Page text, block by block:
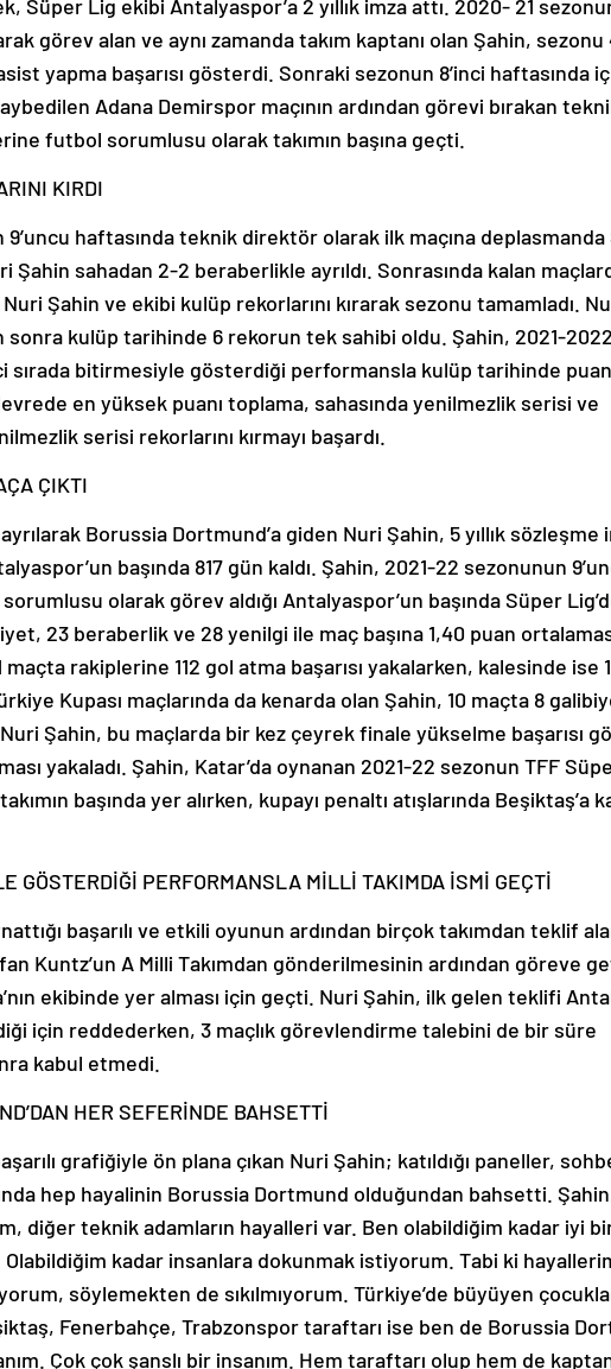
Süper Lig ekibi Antalyaspor’a 2 yıllık imza attı. 2020- 21
görev alan ve aynı zamanda takım kaptanı olan Şahin, sezonu
yapma başarısı gösterdi. Sonraki sezonun 8’inci haftasında
Adana Demirspor maçının ardından görevi bırakan
futbol sorumlusu olarak takımın başına geçti.
KIRDI
9’uncu haftasında teknik direktör olarak ilk maçına
Şahin sahadan 2-2 beraberlikle ayrıldı. Sonrasında kalan
Şahin ve ekibi kulüp rekorlarını kırarak sezonu tamamladı.
kulüp tarihinde 6 rekorun tek sahibi oldu. Şahin, 2021-
sırada bitirmesiyle gösterdiği performansla kulüp tarihinde
en yüksek puanı toplama, sahasında yenilmezlik serisi ve
serisi rekorlarını kırmayı başardı.
ÇIKTI
Borussia Dortmund’a giden Nuri Şahin, 5 yıllık sözleşme
başında 817 gün kaldı. Şahin, 2021-22 sezonunun
olarak görev aldığı Antalyaspor’un başında Süper
23 beraberlik ve 28 yenilgi ile maç başına 1,40 puan
maçta rakiplerine 112 gol atma başarısı yakalarken, kalesinde ise
Kupası maçlarında da kenarda olan Şahin, 10 maçta 8
Şahin, bu maçlarda bir kez çeyrek finale yükselme başarısı
yakaladı. Şahin, Katar’da oynanan 2021-22 sezonun TFF
başında yer alırken, kupayı penaltı atışlarında Beşiktaş’a
GÖSTERDİĞİ PERFORMANSLA MİLLİ TAKIMDA İSMİ GEÇTİ
başarılı ve etkili oyunun ardından birçok takımdan teklif
Kuntz’un A Milli Takımdan gönderilmesinin ardından göreve
ekibinde yer alması için geçti. Nuri Şahin, ilk gelen teklifi
için reddederken, 3 maçlık görevlendirme talebini de bir süre
kabul etmedi.
HER SEFERİNDE BAHSETTİ
grafiğiyle ön plana çıkan Nuri Şahin; katıldığı paneller,
hep hayalinin Borussia Dortmund olduğundan bahsetti. Şahin,
diğer teknik adamların hayalleri var. Ben olabildiğim kadar iyi
kadar insanlara dokunmak istiyorum. Tabi ki
söylemekten de sıkılmıyorum. Türkiye’de büyüyen
Fenerbahçe, Trabzonspor taraftarı ise ben de Borussia
Çok çok şanslı bir insanım. Hem taraftarı olup hem de